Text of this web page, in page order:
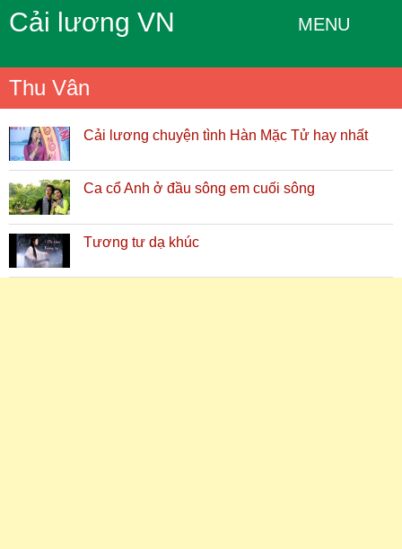
Cải lương VN MENU
Thu Vân
Cải lương chuyện tình Hàn Mặc Tử hay nhất
Ca cổ Anh ở đầu sông em cuối sông
Tương tư dạ khúc